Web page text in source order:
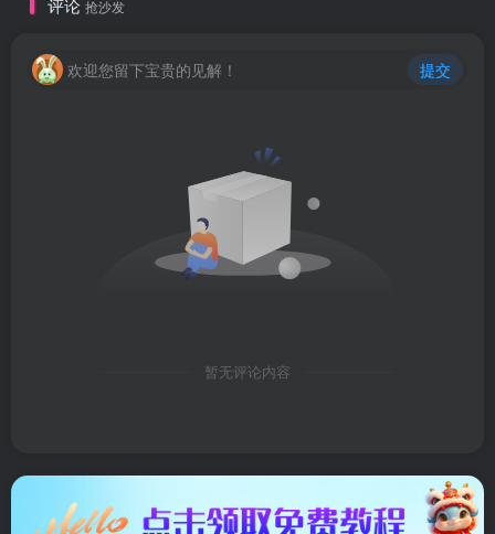
评论 抢沙发
欢迎您留下宝贵的见解！ 提交
暂无评论内容